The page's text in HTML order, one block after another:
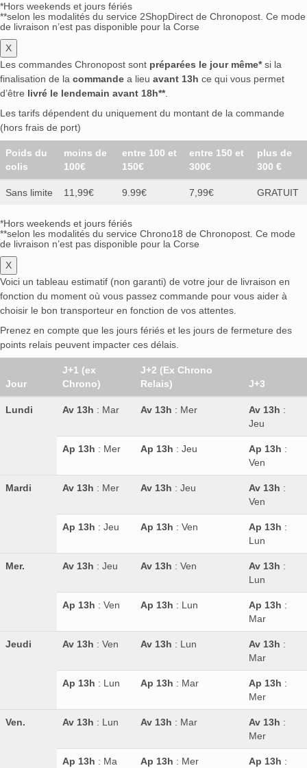
*Hors weekends et jours fériés
**selon les modalités du service 2ShopDirect de Chronopost. Ce mode
de livraison n’est pas disponible pour la Corse
X
Les commandes Chronopost sont préparées le jour même*si la
finalisation de la commande a lieu avant 13h ce qui vous permet
d’être livré le lendemain avant 18h**.
Les tarifs dépendent du uniquement du montant de la commande
(hors frais de port)
Poids du
colis
moins de
100€
entre 100 et
150€
entre 150 et
300€
plus de
300 €
Sans limite 11,99€ 9.99€ 7,99€ GRATUIT
*Hors weekends et jours fériés
**selon les modalités du service Chrono18 de Chronopost. Ce mode
de livraison n’est pas disponible pour la Corse
X
Voici un tableau estimatif (non garanti) de votre jour de livraison en
fonction du moment où vous passez commande pour vous aider à
choisir le bon transporteur en fonction de vos attentes.
Prenez en compte que les jours fériés et les jours de fermeture des
points relais peuvent impacter ces délais.
Jour
J+1 (ex
Chrono)
J+2 (Ex Chrono
Relais)
J+3
Lundi Av 13h : Mar Av 13h : Mer Av 13h :
Jeu
Ap 13h : Mer Ap 13h : Jeu Ap 13h :
Ven
Mardi Av 13h : Mer Av 13h : Jeu Av 13h :
Ven
Ap 13h : Jeu Ap 13h : Ven Ap 13h :
Lun
Mer. Av 13h : Jeu Av 13h : Ven Av 13h :
Lun
Ap 13h : Ven Ap 13h : Lun Ap 13h :
Mar
Jeudi Av 13h : Ven Av 13h : Lun Av 13h :
Mar
Ap 13h : Lun Ap 13h : Mar Ap 13h :
Mer
Ven. Av 13h : Lun Av 13h : Mar Av 13h :
Mer
Ap 13h : Ma Ap 13h : Mer Ap 13h :